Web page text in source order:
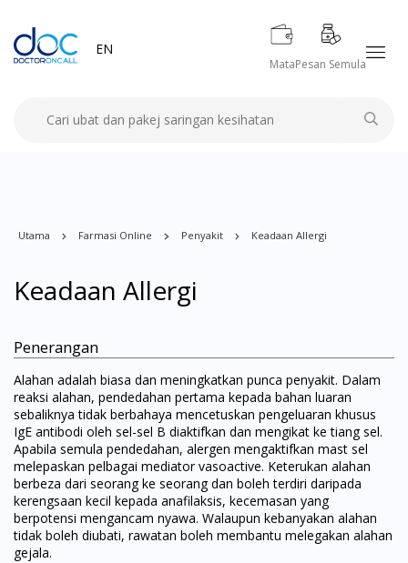
EN
MataPesan Semula
Utama Farmasi Online Penyakit Keadaan Allergi
Keadaan Allergi
Penerangan
Alahan adalah biasa dan meningkatkan punca penyakit. Dalam
reaksi alahan, pendedahan pertama kepada bahan luaran
sebaliknya tidak berbahaya mencetuskan pengeluaran khusus
IgE antibodi oleh sel-sel B diaktifkan dan mengikat ke tiang sel.
Apabila semula pendedahan, alergen mengaktifkan mast sel
melepaskan pelbagai mediator vasoactive. Keterukan alahan
berbeza dari seorang ke seorang dan boleh terdiri daripada
kerengsaan kecil kepada anafilaksis, kecemasan yang
berpotensi mengancam nyawa. Walaupun kebanyakan alahan
tidak boleh diubati, rawatan boleh membantu melegakan alahan
gejala.